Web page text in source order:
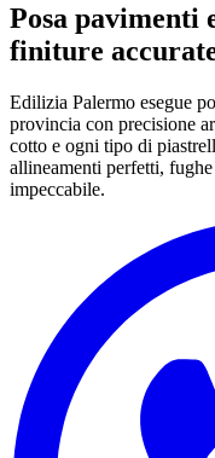
Posa pavimenti
finiture
Edilizia Palermo esegue
provincia con precisione
cotto e ogni tipo di
allineamenti perfetti,
impeccabile.